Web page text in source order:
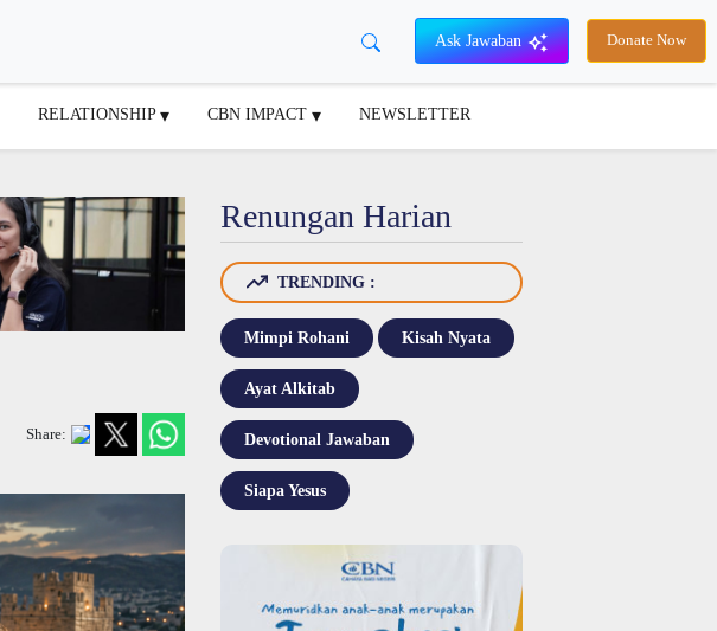
Ask Jawaban Donate Now
RELATIONSHIP CBN IMPACT NEWSLETTER
Share:
Renungan Harian
TRENDING :
Mimpi Rohani Kisah Nyata
Ayat Alkitab
Devotional Jawaban
Siapa Yesus